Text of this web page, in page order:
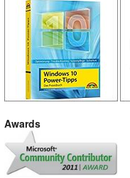
Awards